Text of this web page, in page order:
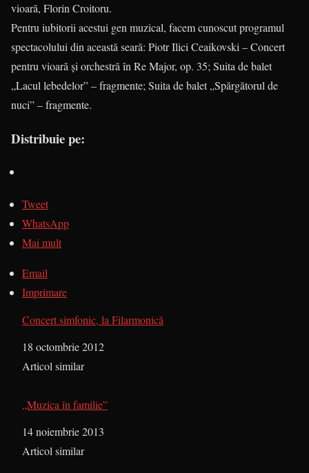
vioară, Florin Croitoru.
Pentru iubitorii acestui gen muzical, facem cunoscut programul
spectacolului din această seară: Piotr Ilici Ceaikovski – Concert
pentru vioară și orchestră în Re Major, op. 35; Suita de balet
„Lacul lebedelor” – fragmente; Suita de balet „Spărgătorul de
nuci” – fragmente.
Distribuie pe:
Tweet
WhatsApp
Mai mult
Email
Imprimare
Concert simfonic, la Filarmonică
Dată
18 octombrie 2012
În legătură cu
Articol similar
„Muzica în familie”
Dată
14 noiembrie 2013
În legătură cu
Articol similar